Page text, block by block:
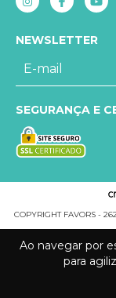
Ao navegar por
para
NEWSLETTER
SEGURANÇA E
COPYRIGHT FAVORS -